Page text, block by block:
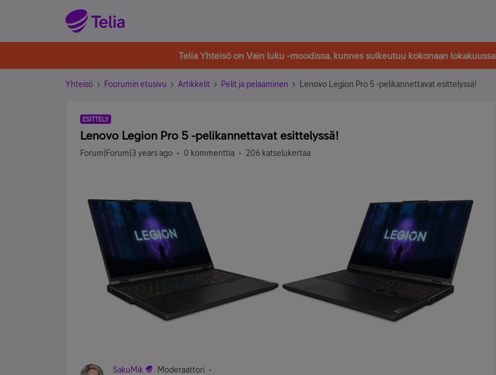
Telia Yhteisö on Vain luku -moodissa, kunnes sulkeutuu kokonaan lokakuussa
Yhteisö Foorumin etusivu Artikkelit Pelit ja pelaaminen Lenovo Legion Pro 5 -pelikannettavat esittelyssä!
ESITTELY
Lenovo Legion Pro 5 -pelikannettavat esittelyssä!
Forum|Forum|3 years ago 0 kommenttia 206 katselukertaa
SakuMik Moderaattori